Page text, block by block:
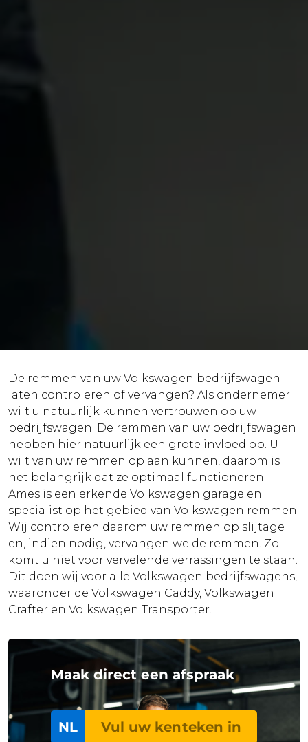
De remmen van uw Volkswagen bedrijfswagen
laten controleren of vervangen? Als ondernemer
wilt u natuurlijk kunnen vertrouwen op uw
bedrijfswagen. De remmen van uw bedrijfswagen
hebben hier natuurlijk een grote invloed op. U
wilt van uw remmen op aan kunnen, daarom is
het belangrijk dat ze optimaal functioneren.
Ames is een erkende Volkswagen garage en
specialist op het gebied van Volkswagen remmen.
Wij controleren daarom uw remmen op slijtage
en, indien nodig, vervangen we de remmen. Zo
komt u niet voor vervelende verrassingen te staan.
Dit doen wij voor alle Volkswagen bedrijfswagens,
waaronder de Volkswagen Caddy, Volkswagen
Crafter en Volkswagen Transporter.
Maak direct een afspraak
NL